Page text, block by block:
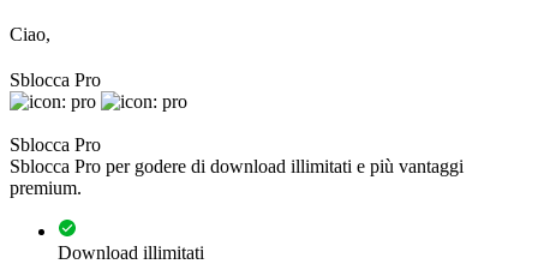
Ciao,
Sblocca Pro
Sblocca Pro
Sblocca Pro per godere di download illimitati e più vantaggi
premium.
Download illimitati